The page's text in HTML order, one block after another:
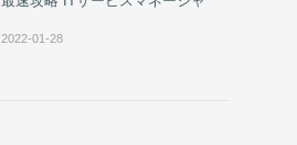
2022-01-28